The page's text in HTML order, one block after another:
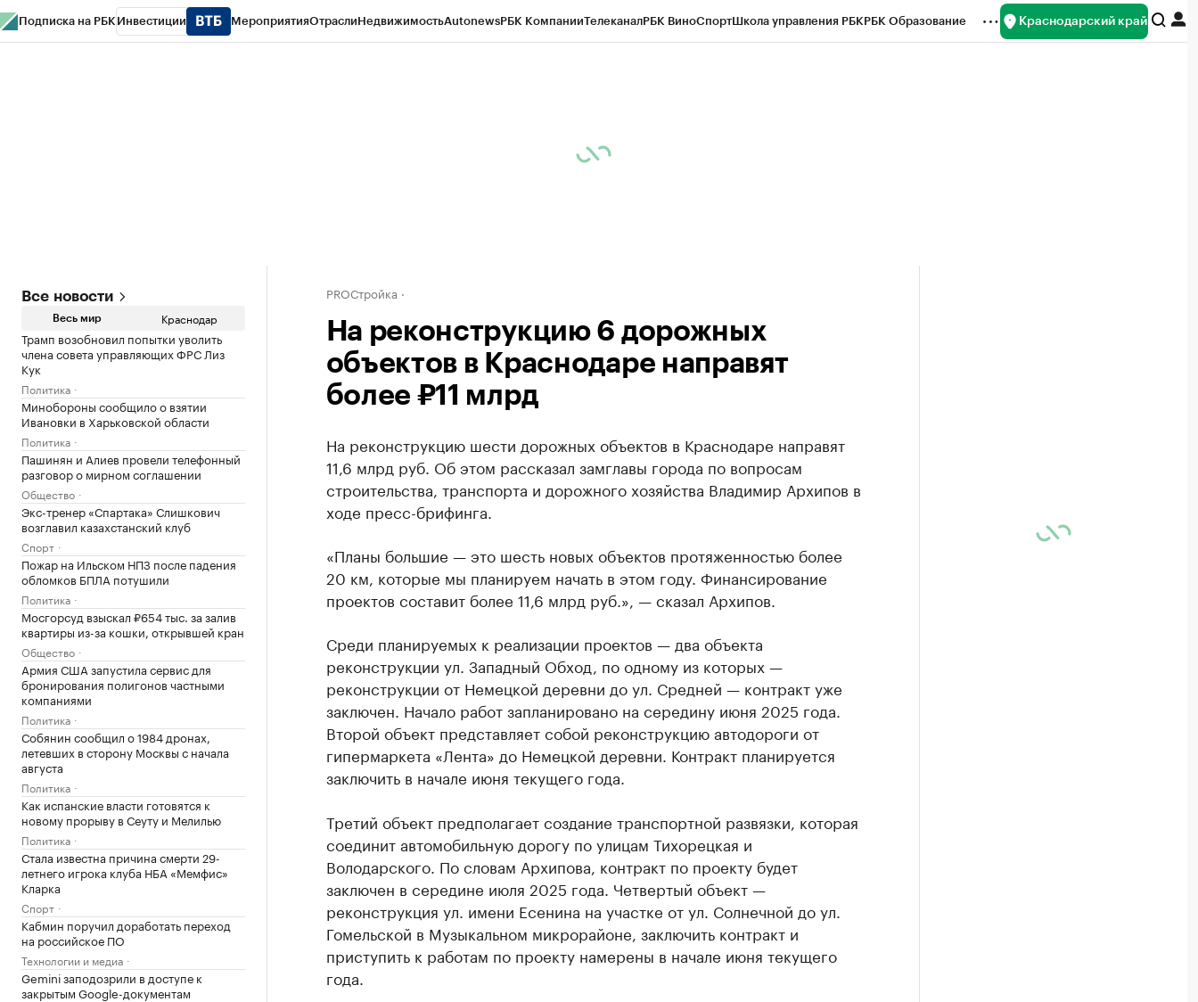
Подписка на РБК Инвестиции МероприятияОтраслиНедвижимостьAutonewsРБК КомпанииТелеканалРБК ВиноСпортШкола управления РБКРБК Образование Краснодарский край
Все новости
Весь мир Краснодар
Трамп возобновил попытки уволить
члена совета управляющих ФРС Лиз
Кук
Политика
Минобороны сообщило о взятии
Ивановки в Харьковской области
Политика
Пашинян и Алиев провели телефонный
разговор о мирном соглашении
Общество
Экс-тренер «Спартака» Слишкович
возглавил казахстанский клуб
Спорт
Пожар на Ильском НПЗ после падения
обломков БПЛА потушили
Политика
Мосгорсуд взыскал ₽654 тыс. за залив
квартиры из-за кошки, открывшей кран
Общество
Армия США запустила сервис для
бронирования полигонов частными
компаниями
Политика
Собянин сообщил о 1984 дронах,
летевших в сторону Москвы с начала
августа
Политика
Как испанские власти готовятся к
новому прорыву в Сеуту и Мелилью
Политика
Стала известна причина смерти 29-
летнего игрока клуба НБА «Мемфис»
Кларка
Спорт
Кабмин поручил доработать переход
на российское ПО
Технологии и медиа
Gemini заподозрили в доступе к
закрытым Google-документам
PROСтройка
На реконструкцию 6 дорожных
объектов в Краснодаре направят
более ₽11 млрд
На реконструкцию шести дорожных объектов в Краснодаре направят
11,6 млрд руб. Об этом рассказал замглавы города по вопросам
строительства, транспорта и дорожного хозяйства Владимир Архипов в
ходе пресс-брифинга.
«Планы большие — это шесть новых объектов протяженностью более
20 км, которые мы планируем начать в этом году. Финансирование
проектов составит более 11,6 млрд руб.», — сказал Архипов.
Среди планируемых к реализации проектов — два объекта
реконструкции ул. Западный Обход, по одному из которых —
реконструкции от Немецкой деревни до ул. Средней — контракт уже
заключен. Начало работ запланировано на середину июня 2025 года.
Второй объект представляет собой реконструкцию автодороги от
гипермаркета «Лента» до Немецкой деревни. Контракт планируется
заключить в начале июня текущего года.
Третий объект предполагает создание транспортной развязки, которая
соединит автомобильную дорогу по улицам Тихорецкая и
Володарского. По словам Архипова, контракт по проекту будет
заключен в середине июля 2025 года. Четвертый объект —
реконструкция ул. имени Есенина на участке от ул. Солнечной до ул.
Гомельской в Музыкальном микрорайоне, заключить контракт и
приступить к работам по проекту намерены в начале июня текущего
года.